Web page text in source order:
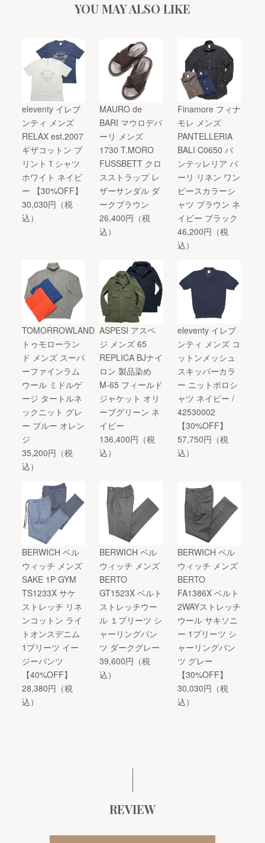
YOU MAY ALSO LIKE
eleventy イレブ
ンティ メンズ
RELAX est.2007
ギザコットン プ
リントＴシャツ
ホワイト ネイビ
ー 【30%OFF】
30,030円（税
込）
MAURO de
BARI マウロデバ
ーリ メンズ
1730 T.MORO
FUSSBETT クロ
スストラップ レ
ザーサンダル ダ
ークブラウン
26,400円（税
込）
Finamore フィナ
モレ メンズ
PANTELLERIA
BALI C0650 パ
ンテッレリア バ
ーリ リネン ワン
ピースカラーシ
ャツ ブラウン ネ
イビー ブラック
46,200円（税
込）
TOMORROWLAND
トゥモローラン
ド メンズ スーパ
ーファインラム
ウール ミドルゲ
ージ タートルネ
ックニット グレ
ー ブルー オレン
ジ
35,200円（税
込）
ASPESI アスペ
ジ メンズ 65
REPLICA BJナイ
ロン 製品染め
M-65 フィールド
ジャケット オリ
ーブグリーン ネ
イビー
136,400円（税
込）
eleventy イレブ
ンティ メンズ コ
ットンメッシュ
スキッパーカラ
ー ニットポロシ
ャツ ネイビー /
42530002
【30%OFF】
57,750円（税
込）
BERWICH ベル
ウィッチ メンズ
SAKE 1P GYM
TS1233X サケ
ストレッチ リネ
ンコットン ライ
トオンスデニム
1プリーツ イー
ジーパンツ
【40%OFF】
28,380円（税
込）
BERWICH ベル
ウィッチ メンズ
BERTO
GT1523X ベルト
ストレッチウー
ル １プリーツ シ
ャーリングパン
ツ ダークグレー
39,600円（税
込）
BERWICH ベル
ウィッチ メンズ
BERTO
FA1386X ベルト
2WAYストレッチ
ウール サキソニ
ー 1プリーツ シ
ャーリングパン
ツ グレー
【30%OFF】
30,030円（税
込）
REVIEW